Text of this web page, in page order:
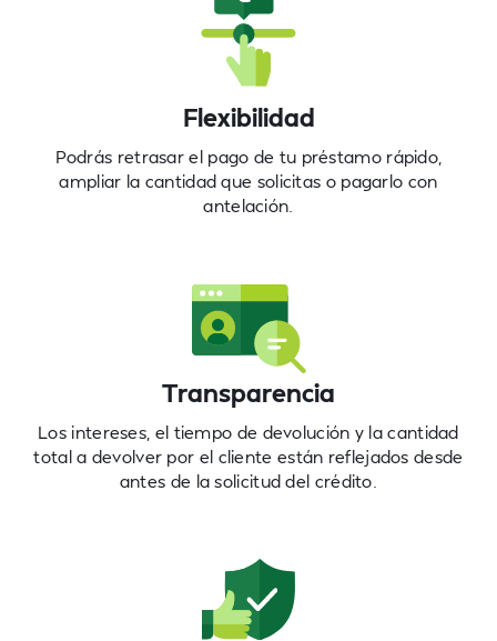
Flexibilidad
Podrás retrasar el pago de tu préstamo rápido,
ampliar la cantidad que solicitas o pagarlo con
antelación.
Transparencia
Los intereses, el tiempo de devolución y la cantidad
total a devolver por el cliente están reflejados desde
antes de la solicitud del crédito.